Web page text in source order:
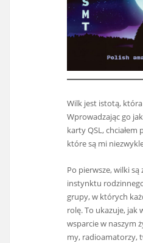
Wilk jest istotą,
Wprowadzając go
karty QSL,
które są mi
Po pierwsze, wilki są
instynktu
grupy, w których
rolę. To ukazuje, jak
wsparcie w naszym
my, radioamatorzy,